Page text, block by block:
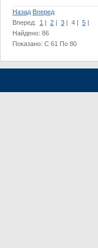
Назад Вперед
Вперед: 1 | 2 | 3 | 4 | 5 |
Найдено: 86
Показано: С 61 По 80